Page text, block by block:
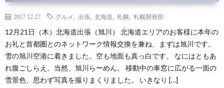
2017.12.27 グルメ 出張 北海道 札幌 札幌開発部
12月21日（木）北海道出張（旭川） 北海道エリアのお客様に本年の
お礼と首都圏とのネットワーク情報交換を兼ね、まずは旭川です。
雪の旭川空港に着きました。空も地面も真っ白です。 なにはともあ
れ腹ごしらえ。当然、旭川らーめん。 移動中の車窓に広がる一面の
雪景色、思わず写真を撮りまくりました。 いきなり […]